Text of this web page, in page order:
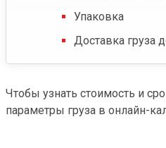
Упаковка
Доставка груза
Чтобы узнать стоимость и
параметры груза в онлайн-